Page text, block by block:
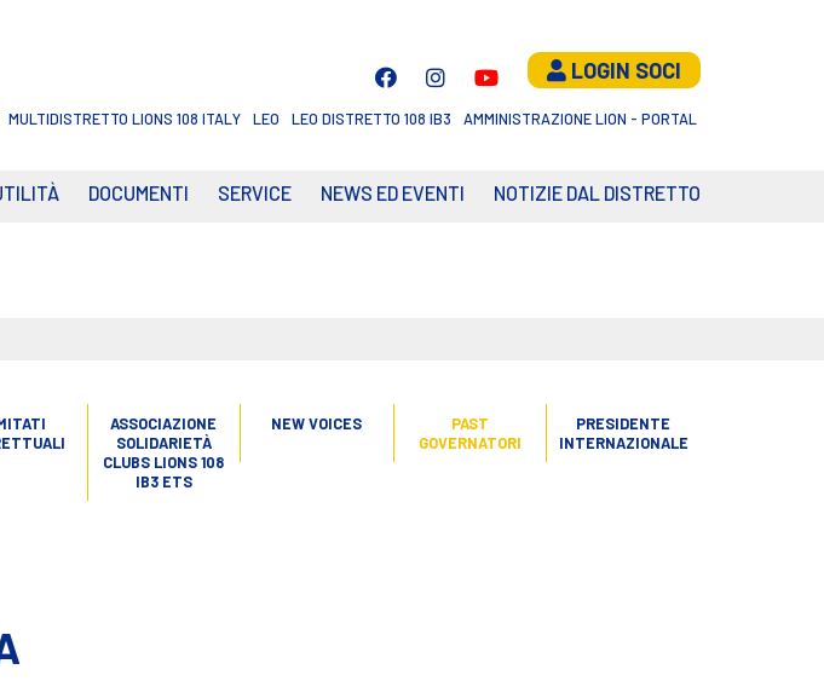
LOGIN SOCI
MULTIDISTRETTO LIONS 108 ITALY LEO LEO DISTRETTO 108 IB3 AMMINISTRAZIONE LION - PORTAL
DOCUMENTI SERVICE NEWS ED EVENTI NOTIZIE DAL DISTRETTO
ASSOCIAZIONE
SOLIDARIETÀ
CLUBS LIONS 108
IB3 ETS
NEW VOICES
PAST
GOVERNATORI
PRESIDENTE
INTERNAZIONALE